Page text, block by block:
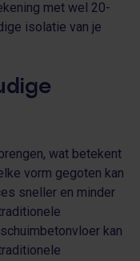
met wel 20-
isolatie van je
wat betekent
vorm gegoten kan
sneller en minder
kan